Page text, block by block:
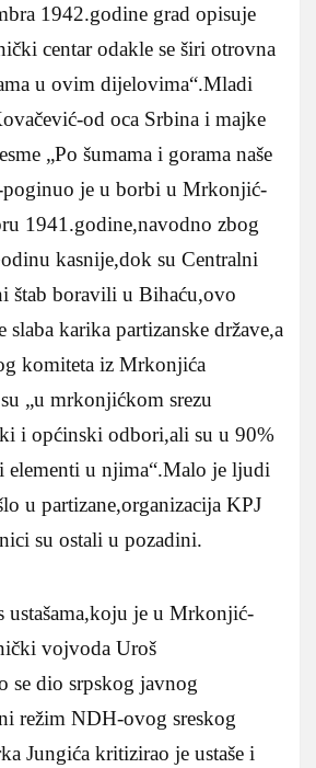
1942.godine grad opisuje
centar odakle se širi otrovna
u ovim dijelovima“.Mladi
od oca Srbina i majke
„Po šumama i gorama naše
poginuo je u borbi u Mrkonjić-
1941.godine,navodno zbog
kasnije,dok su Centralni
štab boravili u Bihaću,ovo
slaba karika partizanske države,a
komiteta iz Mrkonjića
„u mrkonjićkom srezu
i općinski odbori,ali su u 90%
elementi u njima“.Malo je ljudi
u partizane,organizacija KPJ
su ostali u pozadini.
ustašama,koju je u Mrkonjić-
vojvoda Uroš
se dio srpskog javnog
režim NDH-ovog sreskog
Jungića kritizirao je ustaše i